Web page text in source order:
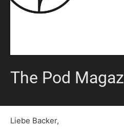
The Pod
Liebe Backer,